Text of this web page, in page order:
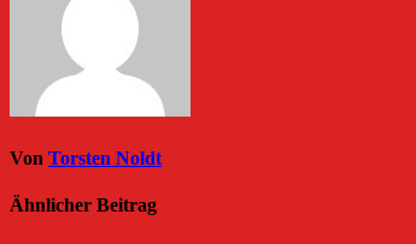
Von Torsten Noldt
Ähnlicher Beitrag